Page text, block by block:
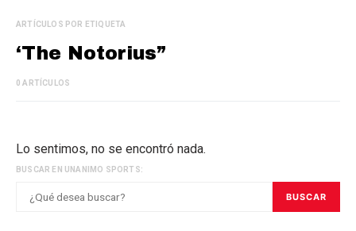
ARTÍCULOS POR ETIQUETA
‘The Notorius”
0 ARTÍCULOS
Lo sentimos, no se encontró nada.
BUSCAR EN UNANIMO SPORTS:
BUSCAR